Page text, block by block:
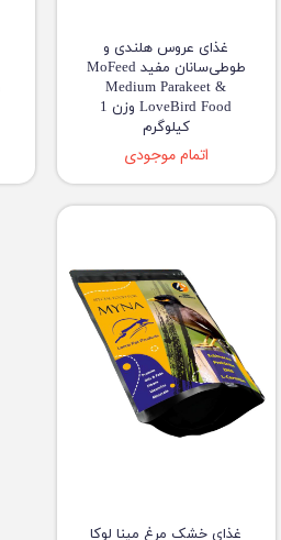
غذای عروس هلندی و
طوطی‌سانان مفید MoFeed
Medium Parakeet &
LoveBird Food وزن 1
کیلوگرم
اتمام موجودی
غذای خشک مرغ مینا لوکا